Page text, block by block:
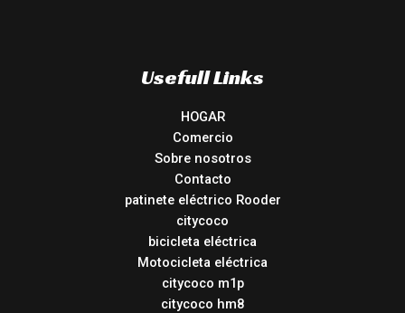
Usefull Links
HOGAR
Comercio
Sobre nosotros
Contacto
patinete eléctrico Rooder
citycoco
bicicleta eléctrica
Motocicleta eléctrica
citycoco m1p
citycoco hm8